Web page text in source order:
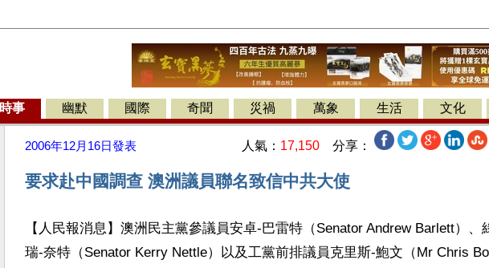
時事 幽默 國際 奇聞 災禍 萬象 生活 文化
2006年12月16日發表 人氣： 17,150 分享：
要求赴中國調查 澳洲議員聯名致信中共大使
【人民報消息】澳洲民主黨參議員安卓-巴雷特（Senator Andrew Barlett）、
瑞-奈特（Senator Kerry Nettle）以及工黨前排議員克里斯-鮑文（Mr Chris